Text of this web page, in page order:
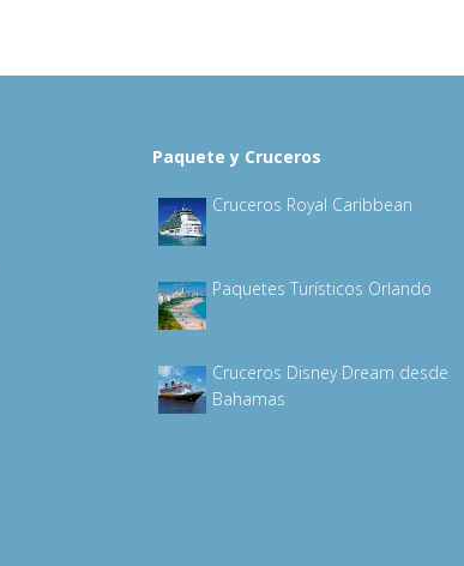
Paquete y Cruceros
Cruceros Royal Caribbean
Paquetes Turísticos Orlando
Cruceros Disney Dream desde
Bahamas